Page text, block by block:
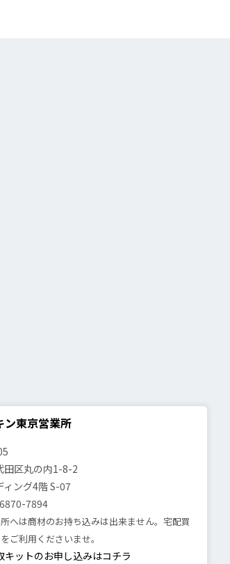
ン東京営業所
田区丸の内1-8-2
ィング4階 S-07
7894
へは商材のお持ち込みは出来ません。宅配買
ご利用くださいませ。
キットのお申し込みはコチラ